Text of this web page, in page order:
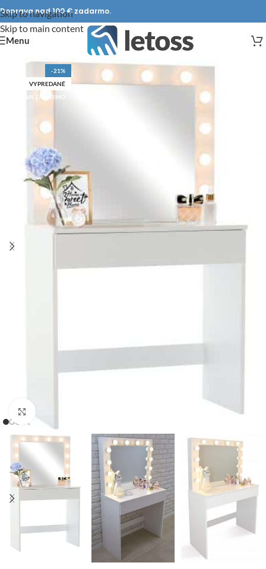
Skip to navigation
Skip to main content
Doprava nad 100 € zadarmo.
Menu
-21%
VYPREDANÉ
DOPRAVA ZADARMO
Click to enlarge